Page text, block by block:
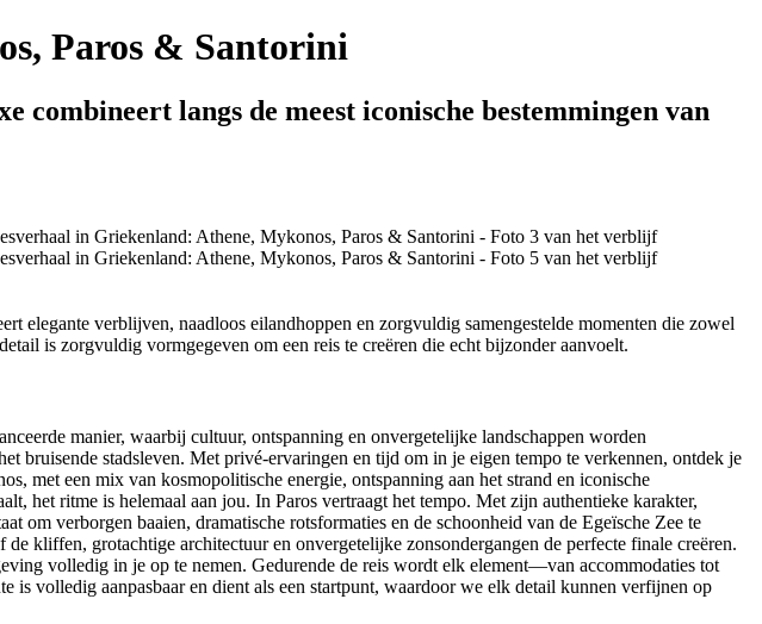
Paros & Santorini
langs de meest iconische bestemmingen van
elegante verblijven, naadloos eilandhoppen en zorgvuldig samengestelde momenten die zowel
is zorgvuldig vormgegeven om een reis te creëren die echt bijzonder aanvoelt.
manier, waarbij cultuur, ontspanning en onvergetelijke landschappen worden
bruisende stadsleven. Met privé-ervaringen en tijd om in je eigen tempo te verkennen, ontdek je
met een mix van kosmopolitische energie, ontspanning aan het strand en iconische
het ritme is helemaal aan jou. In Paros vertraagt het tempo. Met zijn authentieke karakter,
om verborgen baaien, dramatische rotsformaties en de schoonheid van de Egeïsche Zee te
kliffen, grotachtige architectuur en onvergetelijke zonsondergangen de perfecte finale creëren.
volledig in je op te nemen. Gedurende de reis wordt elk element—van accommodaties tot
volledig aanpasbaar en dient als een startpunt, waardoor we elk detail kunnen verfijnen op